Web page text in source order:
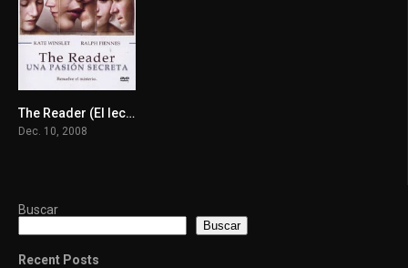
7.6The Reader (El lector)(Una pasion secreta) 2008
Dec. 10, 2008
Buscar
Buscar
Recent Posts